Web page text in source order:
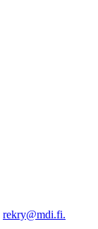
rekry@mdi.fi.